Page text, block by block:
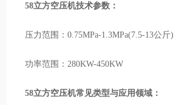
58立方空压机技术参数：
压力范围：0.75MPa-1.3MPa(7.5-13公斤)
功率范围：280KW-450KW
58立方空压机常见类型与应用领域：